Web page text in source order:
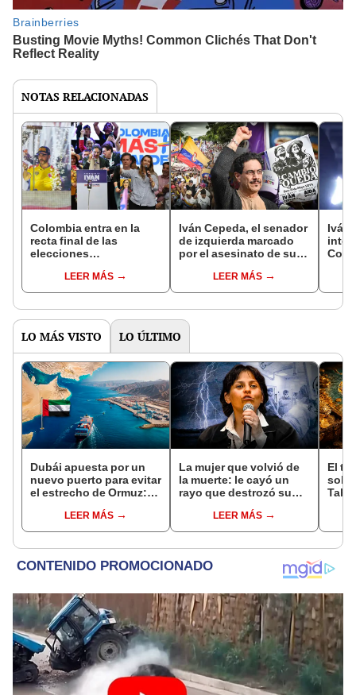
NOTAS RELACIONADAS
Colombia entra en la
recta final de las
elecciones
Cepeda liderando
encuestas y mítines
LEER MÁS
Iván Cepeda, el senador
de izquierda marcado
por el asesinato de su
a la presidencia de
Colombia
LEER MÁS
Iván
LO MÁS VISTO LO ÚLTIMO
Dubái apuesta por un
nuevo puerto para evitar
el estrecho de Ormuz:
capacidad y reforzará el
comercio mundial
LEER MÁS
La mujer que volvió de
la muerte: le cayó un
rayo que destrozó su
LEER MÁS
El